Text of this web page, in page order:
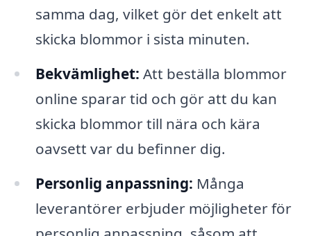
samma dag, vilket gör det enkelt att
skicka blommor i sista minuten.
Bekvämlighet: Att beställa blommor
online sparar tid och gör att du kan
skicka blommor till nära och kära
oavsett var du befinner dig.
Personlig anpassning: Många
leverantörer erbjuder möjligheter för